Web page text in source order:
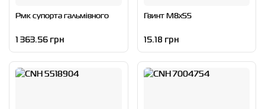
Рмк супорта гальмівного
1 363.56 грн
Гвинт M8x55
15.18 грн